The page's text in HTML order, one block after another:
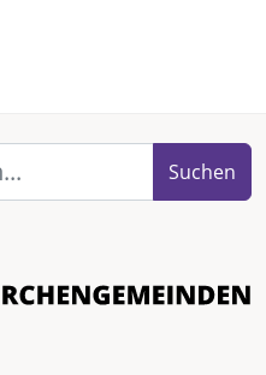
Suchen